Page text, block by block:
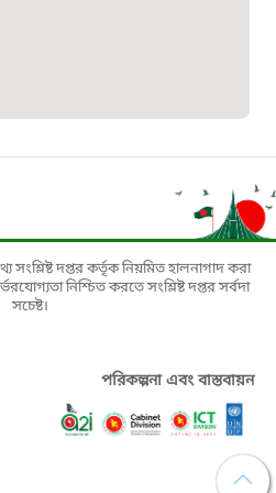
সেবা সংক্রান্ত
দপ্তর কর্তৃক নিয়মিত হালনাগাদ করা
নিশ্চিত করতে সংশ্লিষ্ট দপ্তর সর্বদা
সচেষ্ট।
পরিকল্পনা এবং বাস্তবায়ন